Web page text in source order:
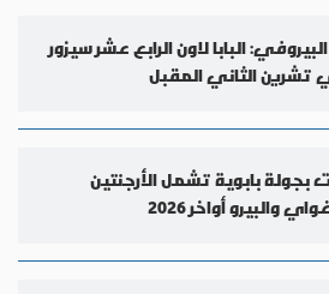
البابا لاون الرابع عشر سيزور
تشرين الثاني المقبل
بجولة بابوية تشمل الأرجنتين
والبيرو أواخر 2026